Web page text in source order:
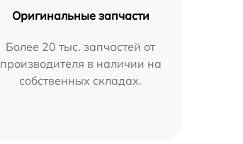
Оригинальные запчасти
Более 20 тыс. запчастей от
производителя в наличии на
собственных складах.